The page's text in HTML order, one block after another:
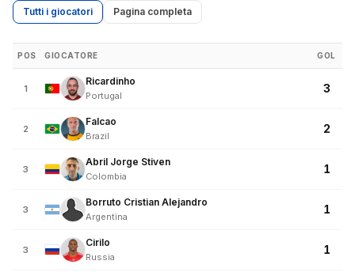
Tutti i giocatori Pagina completa
POS GIOCATORE GOL
1
Ricardinho
Portugal
3
2
Falcao
Brazil
2
3
Abril Jorge Stiven
Colombia
1
3
Borruto Cristian Alejandro
Argentina
1
3
Cirilo
Russia
1